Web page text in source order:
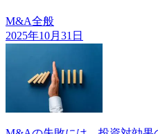
M&A全般
2025年10月31日